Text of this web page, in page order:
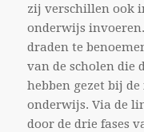
zij verschillen ook
onderwijs
draden te
van de scholen die
hebben gezet bij
onderwijs. Via de
door de drie fases